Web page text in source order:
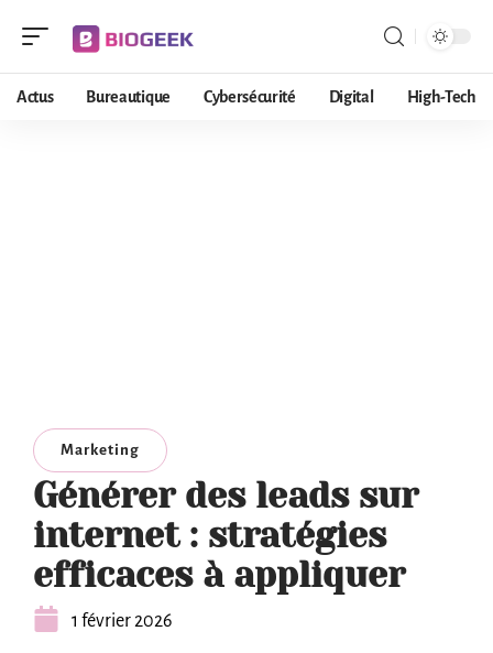
Actus Bureautique Cybersécurité Digital High-Tech
Marketing
Générer des leads sur
internet : stratégies
efficaces à appliquer
1 février 2026